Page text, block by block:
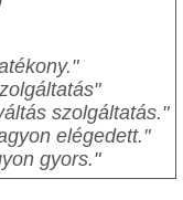
"
"
szolgáltatás."
elégedett."
gyors."